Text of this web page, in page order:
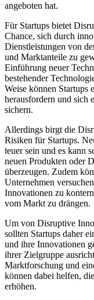
angeboten hat.
Für Startups bietet
Chance, sich durch
Dienstleistungen von
und Marktanteile zu
Einführung neuer
bestehender
Weise können Startups
herausfordern und sich
sichern.
Allerdings birgt die
Risiken für Startups.
teuer sein und es kann
neuen Produkten oder
überzeugen. Zudem
Unternehmen
Innovationen zu
vom Markt zu drängen.
Um von Disruptive
sollten Startups daher
und ihre Innovationen
ihrer Zielgruppe
Marktforschung und
können dabei helfen,
erhöhen.